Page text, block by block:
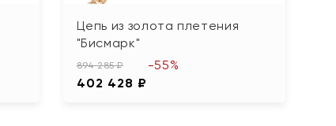
Цепь из золота плетения
"Бисмарк"
894 285 ₽
402 428 ₽
-55%